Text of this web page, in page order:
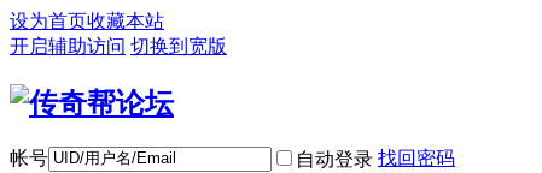
设为首页收藏本站
开启辅助访问 切换到宽版
帐号 自动登录 找回密码